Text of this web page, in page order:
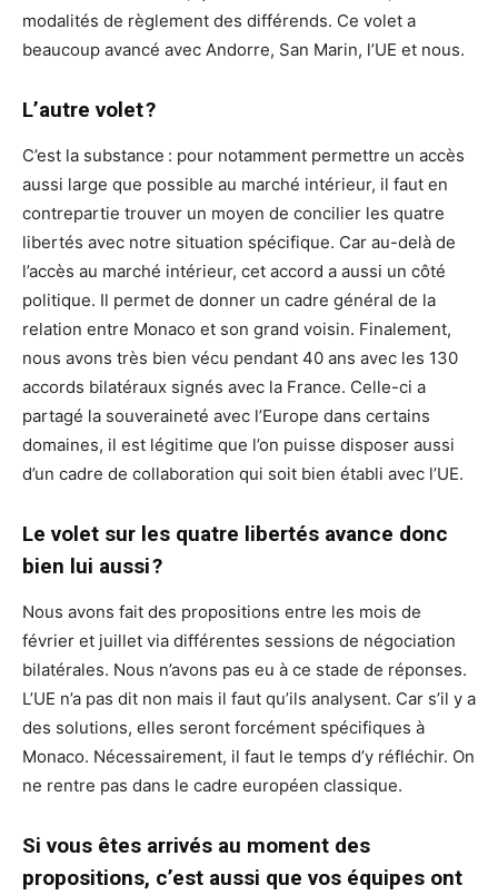
modalités de règlement des différends. Ce volet a
beaucoup avancé avec Andorre, San Marin, l’UE et nous.
L’autre volet ?
C’est la substance : pour notamment permettre un accès
aussi large que possible au marché intérieur, il faut en
contrepartie trouver un moyen de concilier les quatre
libertés avec notre situation spécifique. Car au-delà de
l’accès au marché intérieur, cet accord a aussi un côté
politique. Il permet de donner un cadre général de la
relation entre Monaco et son grand voisin. Finalement,
nous avons très bien vécu pendant 40 ans avec les 130
accords bilatéraux signés avec la France. Celle-ci a
partagé la souveraineté avec l’Europe dans certains
domaines, il est légitime que l’on puisse disposer aussi
d’un cadre de collaboration qui soit bien établi avec l’UE.
Le volet sur les quatre libertés avance donc
bien lui aussi ?
Nous avons fait des propositions entre les mois de
février et juillet via différentes sessions de négociation
bilatérales. Nous n’avons pas eu à ce stade de réponses.
L’UE n’a pas dit non mais il faut qu’ils analysent. Car s’il y a
des solutions, elles seront forcément spécifiques à
Monaco. Nécessairement, il faut le temps d’y réfléchir. On
ne rentre pas dans le cadre européen classique.
Si vous êtes arrivés au moment des
propositions, c’est aussi que vos équipes ont